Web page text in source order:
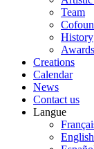
Team
History
Creations
Calendar
News
Contact us
Langue
English